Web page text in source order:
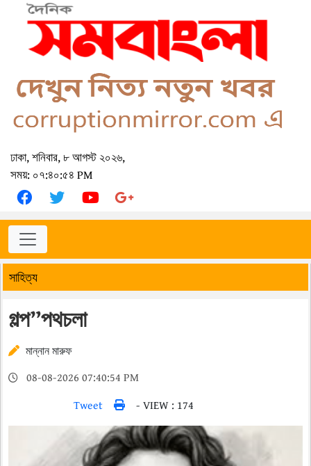
ঢাকা, শনিবার, ৮ আগস্ট ২০২৬,
সময়: ০৭:৪০:৫৪ PM
সাহিত্য
গল্প”পথচলা
মান্নান মারুফ
08-08-2026 07:40:54 PM
Tweet
- VIEW : 174